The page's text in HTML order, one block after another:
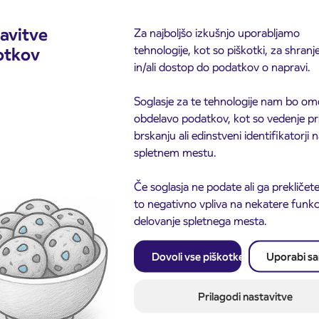
Za najboljšo izkušnjo uporabljamo
tehnologije, kot so piškotki, za
in/ali dostop do podatkov o napravi.
Soglasje za te tehnologije nam bo
obdelavo podatkov, kot so vedenje
brskanju ali edinstveni identifikatorji
spletnem mestu.
Če soglasja ne podate ali ga
to negativno vpliva na nekatere
delovanje spletnega mesta.
Dovoli vse piškotke Uporabi
Prilagodi nastavitve
2026 dijaških
IJPP
za šolsko leto
se začne 21.
3. 8. 2026
Obvestilo o popolni
ceste ČEŠNJEVEK –